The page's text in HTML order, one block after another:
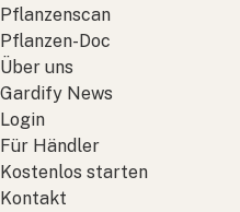
Pflanzenscan
Pflanzen-Doc
Über uns
Gardify News
Login
Für Händler
Kostenlos starten
Kontakt